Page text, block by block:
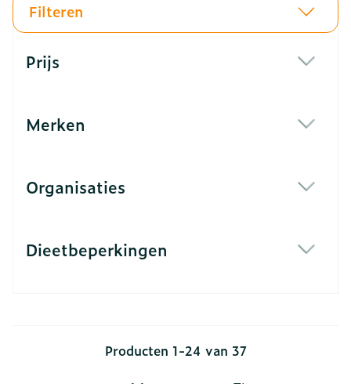
Filteren
Prijs
Merken
Organisaties
Dieetbeperkingen
Producten 1-24 van 37